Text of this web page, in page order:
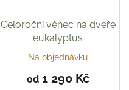
Celoroční věnec na dveře
eukalyptus
Na objednávku
od1 290 Kč